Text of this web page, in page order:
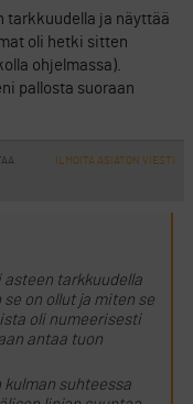
tarkkuudella ja näyttää
oli hetki sitten
ohjelmassa).
pallosta suoraan
ILMOITA ASIATON VIESTI
asteen tarkkuudella
on ollut ja miten se
oli numeerisesti
antaa tuon
suhteessa